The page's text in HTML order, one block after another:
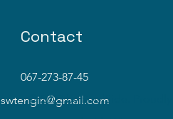
Contact
067-273-87-45
swtengin@gmail.com
© 2023 by PoolSide. Proudly